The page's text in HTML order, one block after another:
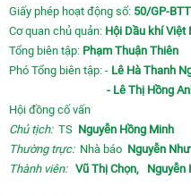
Giấy phép hoạt động số: 50/GP-
Cơ quan chủ quản: Hội Dầu khí Việt
Tổng biên tập: Phạm Thuận Thiên
Phó Tổng biên tập: - Lê Hà Thanh
- Lê Thị Hồng
Hội đồng cố vấn
Chủ tịch:TS Nguyễn Hồng Minh
Thường trực: Nhà báo Nguyễn
Thành viên: Vũ Thị Chọn, Nguyễn